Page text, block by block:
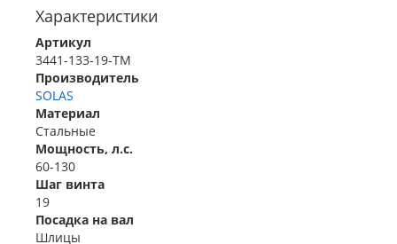
Характеристики
Артикул
3441-133-19-TM
Производитель
SOLAS
Материал
Стальные
Мощность, л.с.
60-130
Шаг винта
19
Посадка на вал
Шлицы